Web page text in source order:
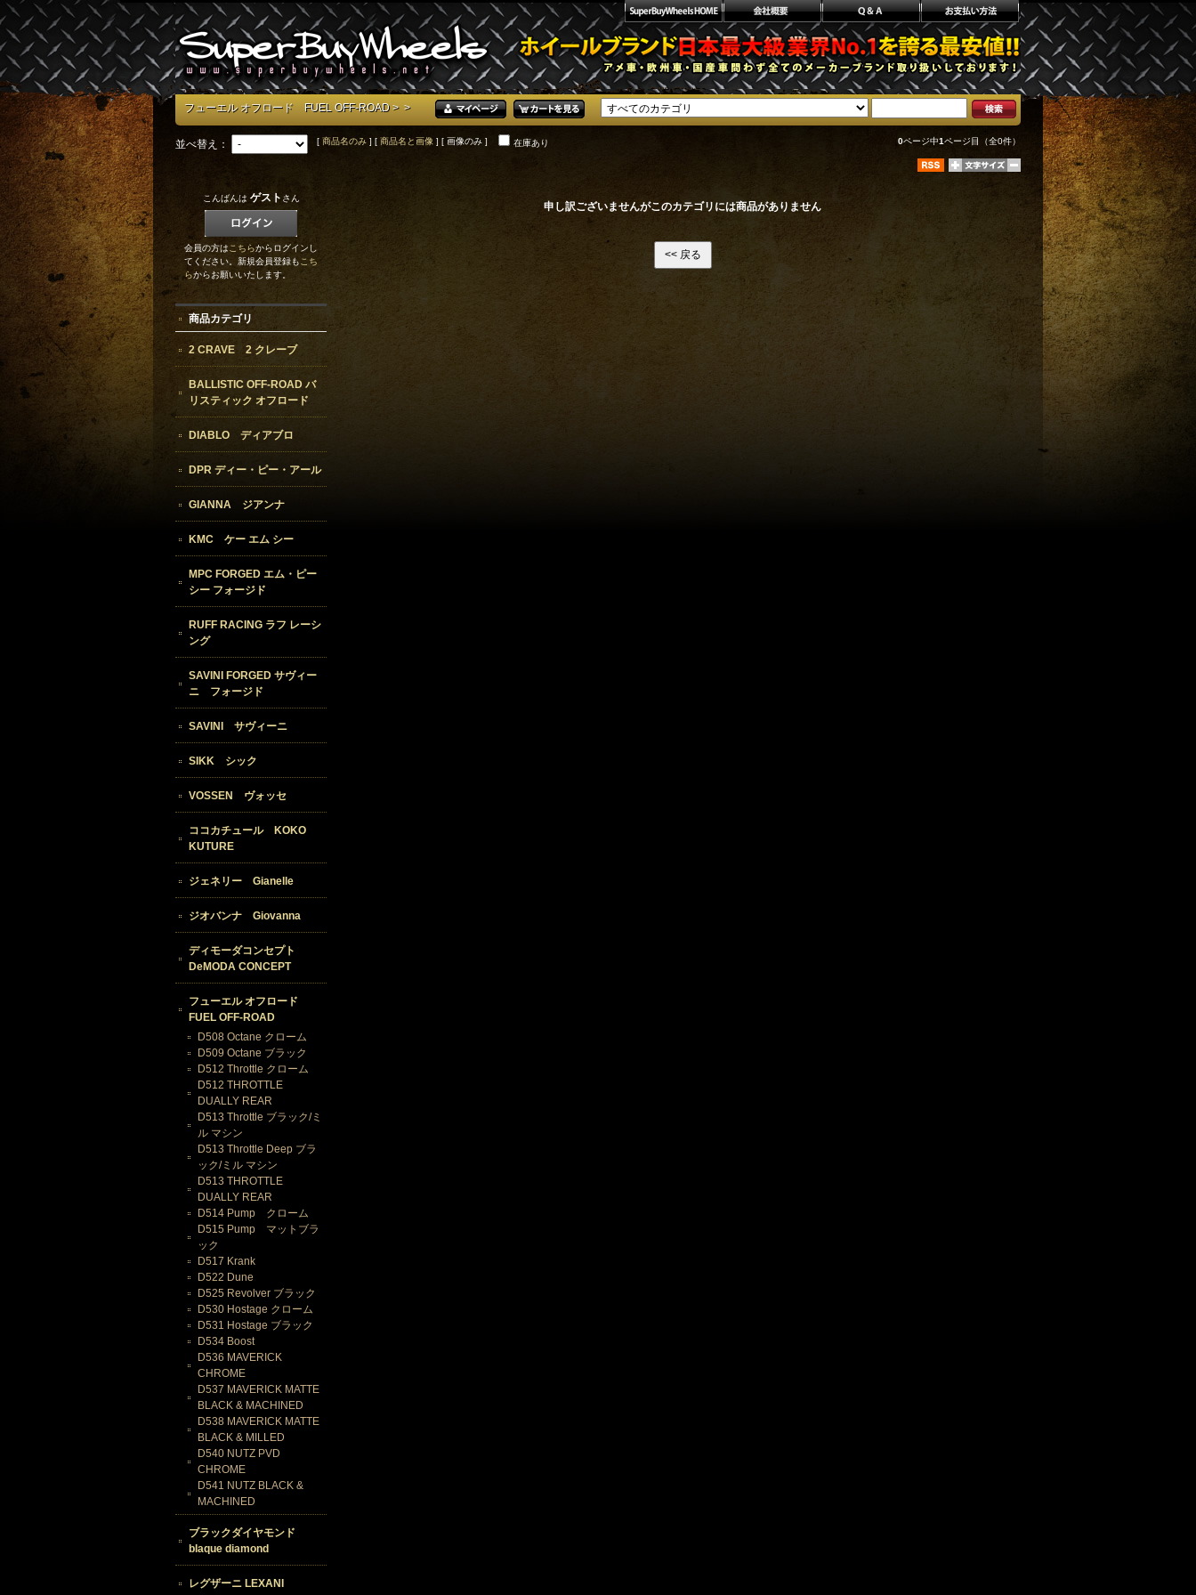
フューエル オフロード FUEL OFF-ROAD > >
並べ替え： [ 商品名のみ ] [ 商品名と画像 ] [ 画像のみ ] 在庫あり 0ページ中1ページ目（全0件）
申し訳ございませんがこのカテゴリには商品がありません
こんばんは ゲスト さん
会員の方はこちらからログインし
てください。新規会員登録もこち
らからお願いいたします。
商品カテゴリ
2 CRAVE 2 クレーブ
BALLISTIC OFF-ROAD バ
リスティック オフロード
DIABLO ディアブロ
DPR ディー・ピー・アール
GIANNA ジアンナ
KMC ケー エム シー
MPC FORGED エム・ピー
シー フォージド
RUFF RACING ラフ レーシ
ング
SAVINI FORGED サヴィー
ニ フォージド
SAVINI サヴィーニ
SIKK シック
VOSSEN ヴォッセ
ココカチュール KOKO
KUTURE
ジェネリー Gianelle
ジオバンナ Giovanna
ディモーダコンセプト
DeMODA CONCEPT
フューエル オフロード
FUEL OFF-ROAD
D508 Octane クローム
D509 Octane ブラック
D512 Throttle クローム
D512 THROTTLE
DUALLY REAR
D513 Throttle ブラック/ミ
ル マシン
D513 Throttle Deep ブラ
ック/ミル マシン
D513 THROTTLE
DUALLY REAR
D514 Pump クローム
D515 Pump マットブラ
ック
D517 Krank
D522 Dune
D525 Revolver ブラック
D530 Hostage クローム
D531 Hostage ブラック
D534 Boost
D536 MAVERICK
CHROME
D537 MAVERICK MATTE
BLACK & MACHINED
D538 MAVERICK MATTE
BLACK & MILLED
D540 NUTZ PVD
CHROME
D541 NUTZ BLACK &
MACHINED
ブラックダイヤモンド
blaque diamond
レグザーニ LEXANI